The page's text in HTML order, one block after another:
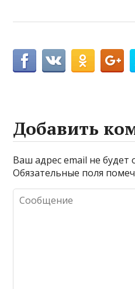
Добавить
Ваш адрес email не будет
Обязательные поля